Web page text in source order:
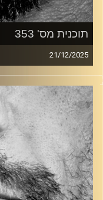
תוכנית מס' 353
21/12/2025
זיפים, מוזיקה
כל מה שחי, אמיתי
עם שמוליק רגב.
קרדיט תמונות: